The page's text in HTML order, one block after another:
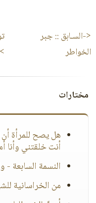
<-السـابق :: جبر
الخواطر
>
مختارات
هل يصح للمرأة أن
أنت خلقتني وأنا
النسمة السابعة -
من الخراسانية